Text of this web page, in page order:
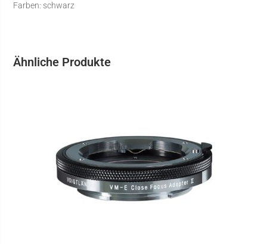
Farben: schwarz
Ähnliche Produkte